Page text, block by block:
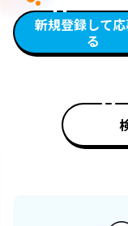
新規登録して
る